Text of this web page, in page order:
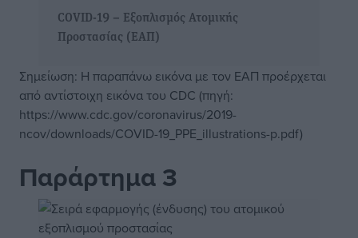
COVID-19 – Εξοπλισμός Ατομικής
Προστασίας (ΕΑΠ)
Σημείωση: Η παραπάνω εικόνα με τον ΕΑΠ προέρχεται
από αντίστοιχη εικόνα του CDC (πηγή:
https://www.cdc.gov/coronavirus/2019-
ncov/downloads/COVID-19_PPE_illustrations-p.pdf)
Παράρτημα 3